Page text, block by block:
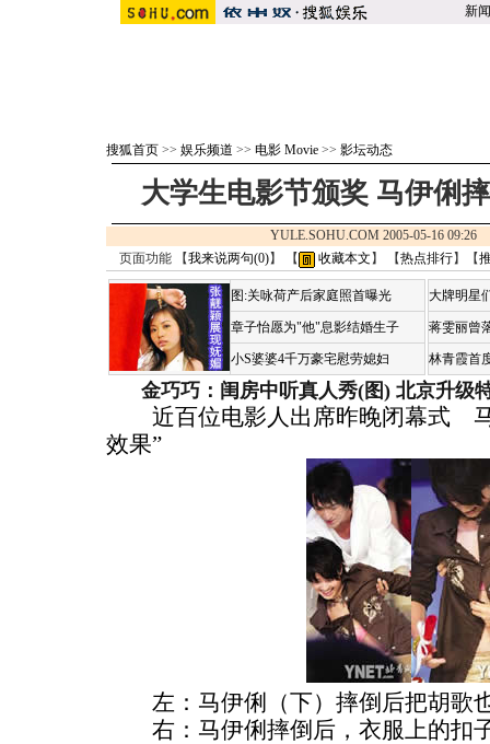
新闻
搜狐首页 >> 娱乐频道 >> 电影 Movie >> 影坛动态
大学生电影节颁奖 马伊俐
YULE.SOHU.COM 2005-05-16
页面功能 【我来说两句(0)】 【 收藏本文 】 【热点排行】【
图:关咏荷产后家庭照首曝光
章子怡愿为"他"息影结婚生子
小S婆婆4千万豪宅慰劳媳妇
大牌明星
蒋雯丽曾
林青霞首
金巧巧：闺房中听真人秀(图) 北京升级
近百位电影人出席昨晚闭幕式 马
效果”
左：马伊俐（下）摔倒后把胡歌
右：马伊俐摔倒后，衣服上的扣